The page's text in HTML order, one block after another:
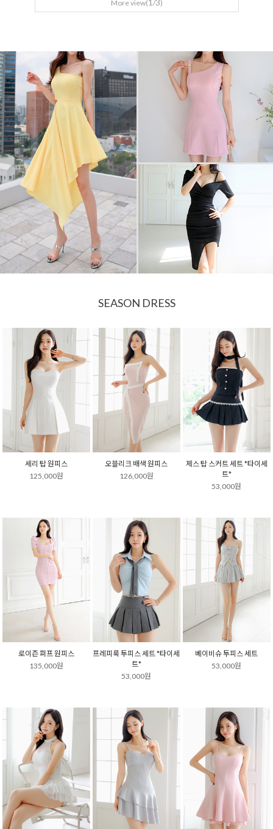
More view(1 /3)
SEASON DRESS
세리 탑 원피스
125,000원
오블리크 배색 원피스
126,000원
제스 탑 스커트 세트 *타이세
트*
53,000원
로이즌 퍼프 원피스
135,000원
프레피룩 투피스 세트 *타이세
트*
53,000원
베이비슈 투피스 세트
53,000원